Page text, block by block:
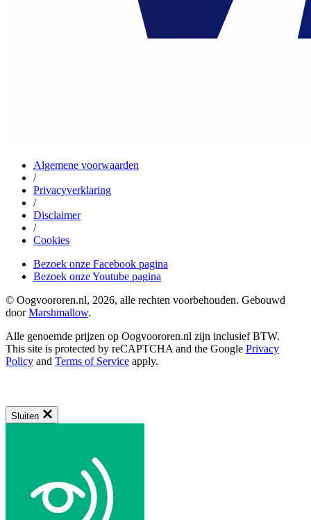
Algemene voorwaarden
/
Privacyverklaring
/
Disclaimer
/
Cookies
Bezoek onze Facebook pagina
Bezoek onze Youtube pagina
© Oogvoororen.nl, 2026, alle rechten voorbehouden. Gebouwd
doorMarshmallow.
Alle genoemde prijzen op Oogvoororen.nl zijn inclusief BTW.
This site is protected by reCAPTCHA and the Google Privacy
Policy and Terms of Service apply.
Sluiten